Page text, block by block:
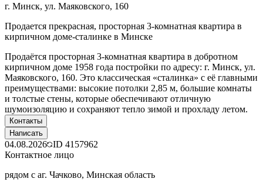
г. Минск, ул. Маяковского, 160
Продается прекрасная, просторная 3-комнатная квартира в
кирпичном доме-сталинке в Минске
Продаётся просторная 3-комнатная квартира в добротном
кирпичном доме 1958 года постройки по адресу: г. Минск, ул.
Маяковского, 160. Это классическая «сталинка» с её главными
преимуществами: высокие потолки 2,85 м, большие комнаты
и толстые стены, которые обеспечивают отличную
шумоизоляцию и сохраняют тепло зимой и прохладу летом.
Контакты
Написать
04.08.2026 ID 4157962
Контактное лицо
рядом с аг. Чачково, Минская область